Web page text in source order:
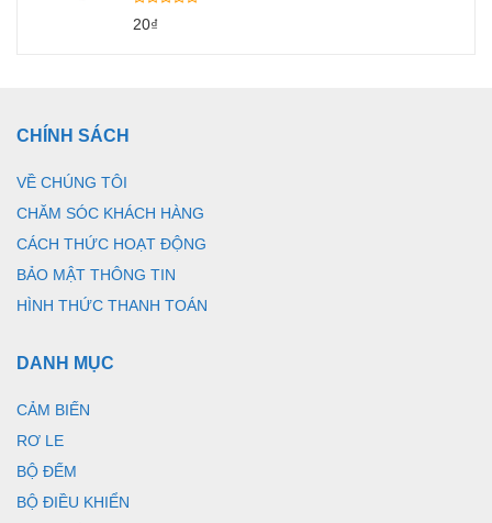
20₫
CHÍNH SÁCH
VỀ CHÚNG TÔI
CHĂM SÓC KHÁCH HÀNG
CÁCH THỨC HOẠT ĐỘNG
BẢO MẬT THÔNG TIN
HÌNH THỨC THANH TOÁN
DANH MỤC
CẢM BIẾN
RƠ LE
BỘ ĐẾM
BỘ ĐIỀU KHIỂN